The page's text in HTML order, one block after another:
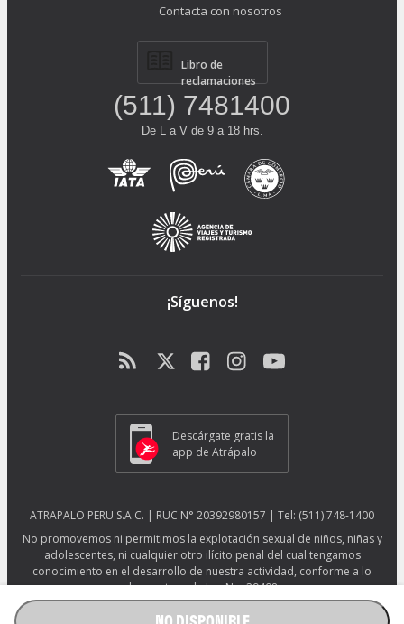
Contacta con nosotros
Libro de
reclamaciones
(511) 7481400
De L a V de 9 a 18 hrs.
¡Síguenos!
Descárgate gratis la
app de Atrápalo
ATRAPALO PERU S.A.C. | RUC N° 20392980157 | Tel: (511) 748-1400
No promovemos ni permitimos la explotación sexual de niños, niñas y
adolescentes, ni cualquier otro ilícito penal del cual tengamos
conocimiento en el desarrollo de nuestra actividad, conforme a lo
dispuesto en la Ley No. 29408.
Más información sobre protección ESNNA.Ver afiche ESNNA.